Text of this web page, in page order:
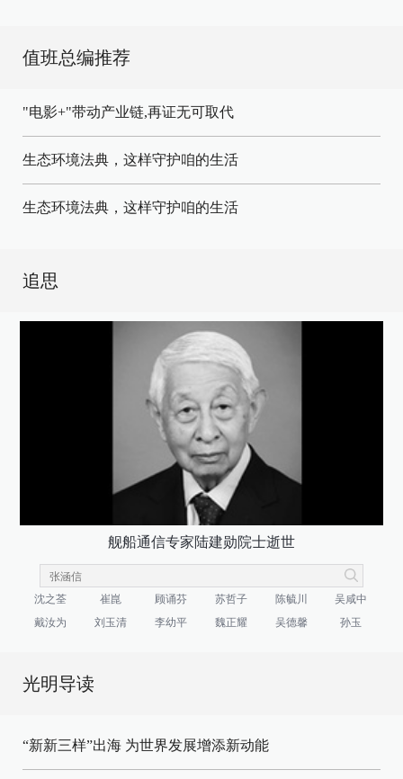
值班总编推荐
"电影+"带动产业链,再证无可取代
生态环境法典，这样守护咱的生活
生态环境法典，这样守护咱的生活
追思
舰船通信专家陆建勋院士逝世
沈之荃 崔崑 顾诵芬 苏哲子 陈毓川
吴咸中
戴汝为
刘玉清 李幼平 魏正耀 吴德馨 孙玉
光明导读
“新新三样”出海 为世界发展增添新动能